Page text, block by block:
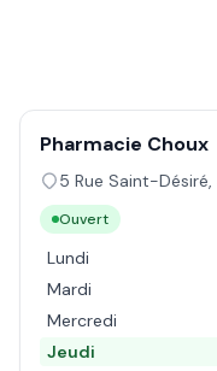
Pharmacie Choux
5 Rue Saint-Désiré,
Ouvert
Lundi
Mardi
Mercredi
Jeudi